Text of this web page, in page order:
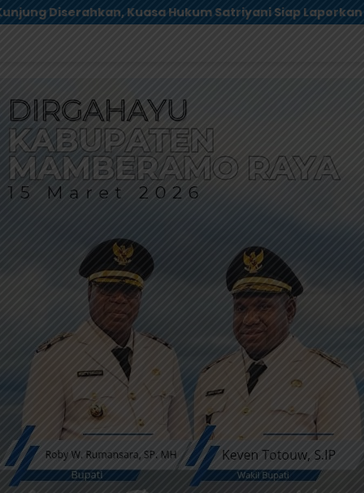
Laporkan Dugaan Mafia Tanah ke Polda Papua